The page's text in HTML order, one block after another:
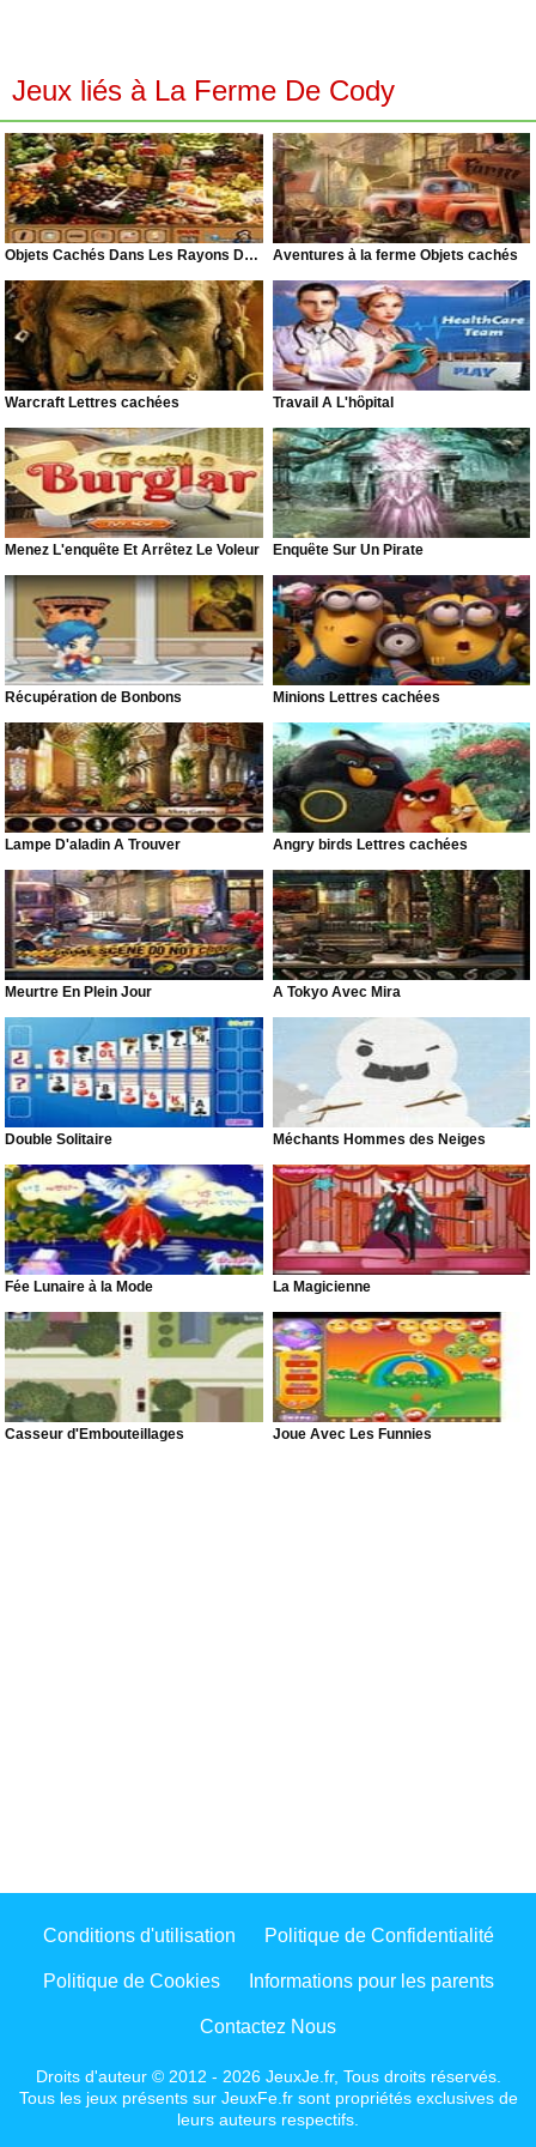
Jeux liés à La Ferme De Cody
Objets Cachés Dans Les Rayons De Supermarché Aventures à la ferme Objets cachés
Warcraft Lettres cachées Travail À L'hôpital
Menez L'enquête Et Arrêtez Le Voleur Enquête Sur Un Pirate
Récupération de Bonbons Minions Lettres cachées
Lampe D'aladin À Trouver Angry birds Lettres cachées
Meurtre En Plein Jour A Tokyo Avec Mira
Double Solitaire Méchants Hommes des Neiges
Fée Lunaire à la Mode La Magicienne
Casseur d'Embouteillages Joue Avec Les Funnies
Conditions d'utilisation Politique de Confidentialité
Politique de Cookies Informations pour les parents
Contactez Nous
Droits d'auteur © 2012 - 2026 JeuxJe.fr, Tous droits réservés.
Tous les jeux présents sur JeuxFe.fr sont propriétés exclusives de
leurs auteurs respectifs.